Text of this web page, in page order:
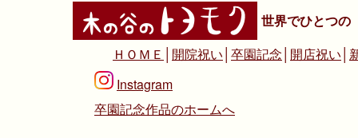
世界でひとつの
ＨＯＭＥ
開院祝い 卒園記念 開店祝い
Instagram
卒園記念作品のホームへ